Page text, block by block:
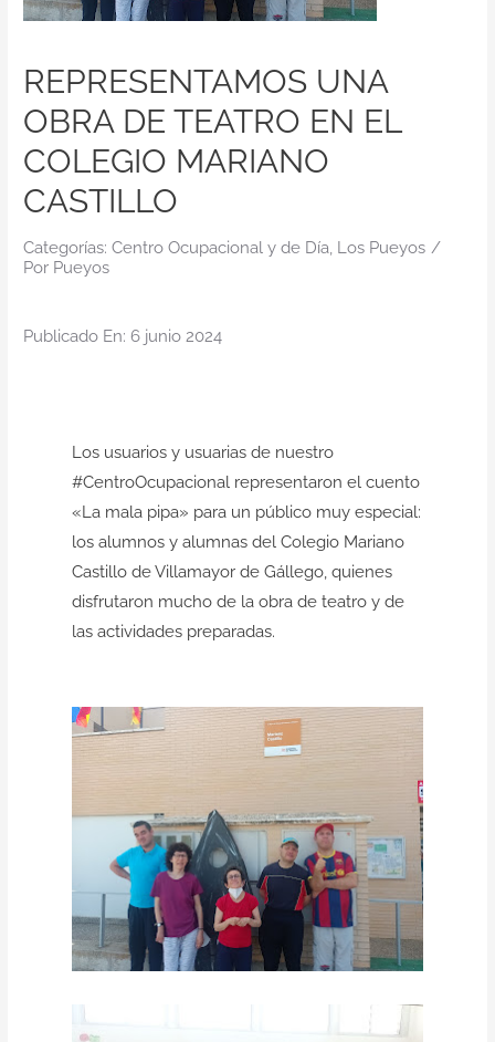
Contacto
REPRESENTAMOS UNA
OBRA DE TEATRO EN EL
COLEGIO MARIANO
CASTILLO
Categorías: Centro Ocupacional y de Día, Los Pueyos /
Por Pueyos
Publicado En: 6 junio 2024
Los usuarios y usuarias de nuestro
#CentroOcupacional representaron el cuento
«La mala pipa» para un público muy especial:
los alumnos y alumnas del Colegio Mariano
Castillo de Villamayor de Gállego, quienes
disfrutaron mucho de la obra de teatro y de
las actividades preparadas.